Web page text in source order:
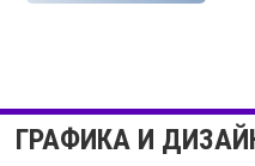
Mac
ГРАФИКА И